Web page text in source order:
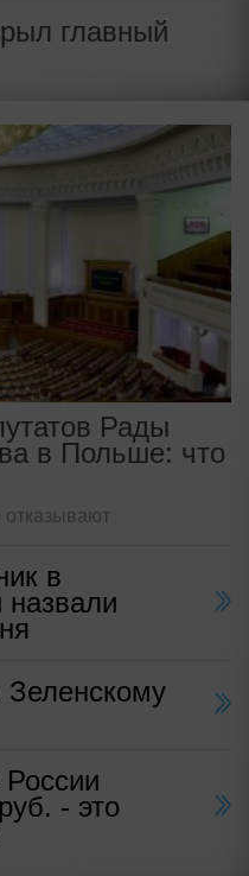
главный
Рады
в Польше: что
в
назвали
Зеленскому
- это